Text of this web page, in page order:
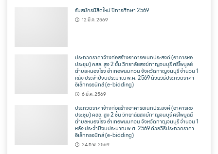
รับสมัครนิสิตใหม่ ปีการศึกษา 2569
12 มี.ค. 2569
ประกวดราคาจ้างก่อสร้างอาคารอเนกประสงค์ (อาคารหอ
ประชุม) คสล. สูง 2 ชั้น วิทยาลัยสงฆ์กาญจนบุรี ศรีไพบูลย์
ตำบลหนองโรง อำเภอพนมทวน จังหวัดกาญจนบุรี จำนวน 1
หลัง ประจำปีงบประมาณ พ.ศ. 2569 ด้วยวิธีประกวดราคา
อิเล็กทรอนิกส์ (e-bidding)
6 มี.ค. 2569
ประกวดราคาจ้างก่อสร้างอาคารอเนกประสงค์ (อาคารหอ
ประชุม) คสล. สูง 2 ชั้น วิทยาลัยสงฆ์กาญจนบุรี ศรีไพบูลย์
ตำบลหนองโรง อำเภอพนมทวน จังหวัดกาญจนบุรี จำนวน 1
หลัง ประจำปีงบประมาณ พ.ศ. 2569 ด้วยวิธีประกวดราคา
อิเล็กทรอนิกส์ (e-bidding)
24 ก.พ. 2569